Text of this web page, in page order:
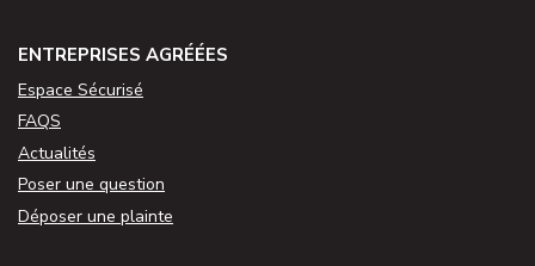
ENTREPRISES AGRÉÉES
Espace Sécurisé
FAQS
Actualités
Poser une question
Déposer une plainte